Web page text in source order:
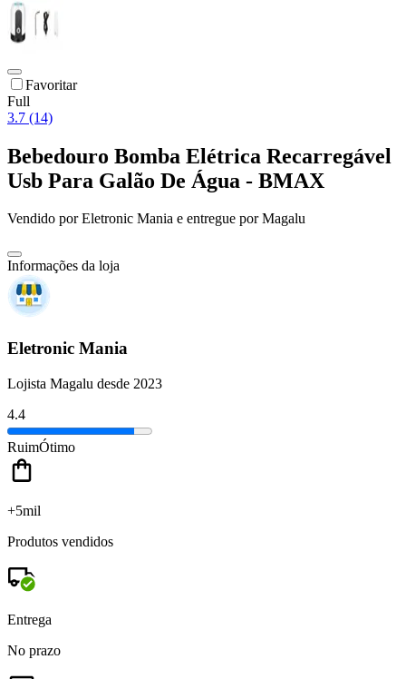
Favoritar
Full
3.7 (14)
Bebedouro Bomba Elétrica Recarregável
Usb Para Galão De Água - BMAX
Vendido porEletronic Mania e entregue por Magalu
Informações da loja
Eletronic Mania
Lojista Magalu desde 2023
4.4
RuimÓtimo
+5mil
Produtos vendidos
Entrega
No prazo